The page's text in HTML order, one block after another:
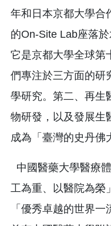
年和日本京都大學合
的On-Site Lab座落
它是京都大學全球第
們專注於三方面的研
學研究。第二、再生
物研發，以及發展生
成為「臺灣的史丹佛
中國醫藥大學醫療
工為重、以醫院為榮
「優秀卓越的世界